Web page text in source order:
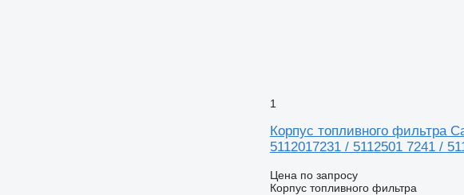
1
Корпус топливного фильтра
5112017231 / 5112501 7241 /
Цена по запросу
Корпус топливного фильтра